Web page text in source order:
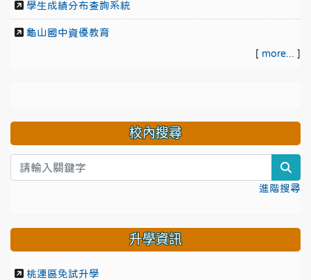
學生成績分布查詢系統
龜山國中資優教育
[ more... ]
校內搜尋
進階搜尋
升學資訊
桃連區免試升學